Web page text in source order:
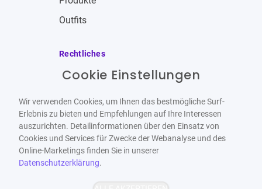
Outfits
Rechtliches
Impressum
Datenschutzbestimmungen
Widerrufsbelehrung
Cookie Einstellungen
Wir verwenden Cookies, um Ihnen das bestmögliche Surf-
Erlebnis zu bieten und Empfehlungen auf Ihre Interessen
auszurichten. Detailinformationen über den Einsatz von
Cookies und Services für Zwecke der Webanalyse und des
Online-Marketings finden Sie in unserer
Datenschutzerklärung.